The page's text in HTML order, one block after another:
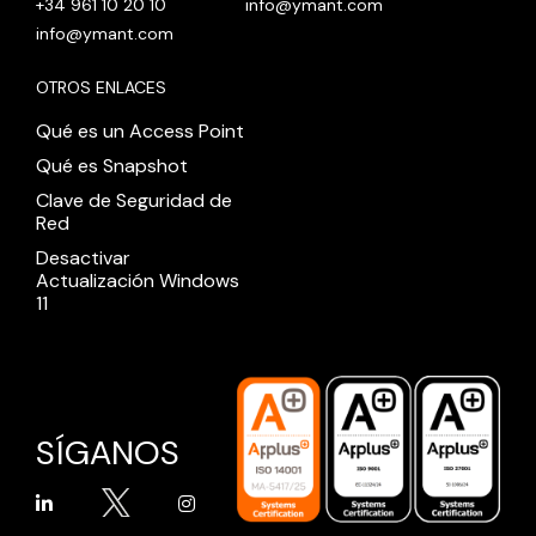
+34 961 10 20 10
info@ymant.com
info@ymant.com
OTROS ENLACES
Qué es un Access Point
Qué es Snapshot
Clave de Seguridad de
Red
Desactivar
Actualización Windows
11
SÍGANOS